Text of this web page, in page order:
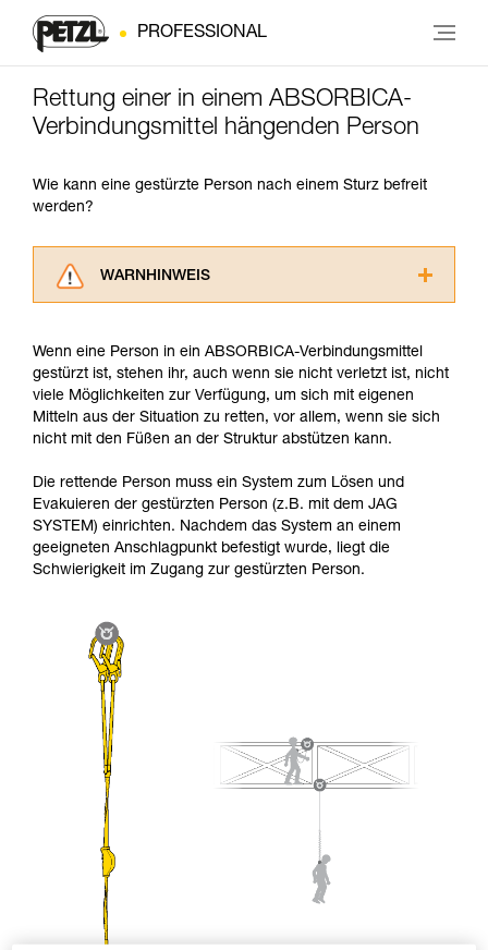
PROFESSIONAL
Rettung einer in einem ABSORBICA-
Verbindungsmittel hängenden Person
Wie kann eine gestürzte Person nach einem Sturz befreit
werden?
WARNHINWEIS
aufmerksam durch, bevor Sie diesen zu Rate
ziehen. Um diese Zusatzinformationen
verstehen zu können, müssen Sie zuerst die in
der Gebrauchsanweisung enthaltenen
Informationen richtig verstanden haben.
entsprechende Ausbildung und ein spezielles
Training voraus. Prüfen Sie zusammen mit
einem Profi, ob Sie in der Lage sind, den
Vorgang alleine sicher zu wiederholen, bevor
Sie ihn eigenständig durchführen.
verbundenen Techniken. Möglicherweise gibt es
noch andere Techniken, die hier nicht
beschrieben werden.
Wenn eine Person in ein ABSORBICA-Verbindungsmittel
gestürzt ist, stehen ihr, auch wenn sie nicht verletzt ist, nicht
viele Möglichkeiten zur Verfügung, um sich mit eigenen
Mitteln aus der Situation zu retten, vor allem, wenn sie sich
nicht mit den Füßen an der Struktur abstützen kann.
Die rettende Person muss ein System zum Lösen und
Evakuieren der gestürzten Person (z.B. mit dem JAG
SYSTEM) einrichten. Nachdem das System an einem
geeigneten Anschlagpunkt befestigt wurde, liegt die
Schwierigkeit im Zugang zur gestürzten Person.